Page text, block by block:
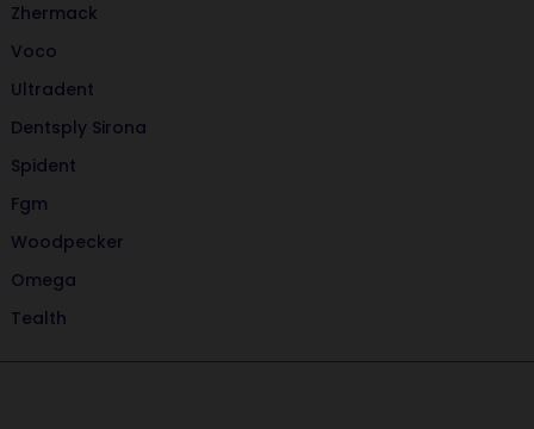
Zhermack
Voco
Ultradent
Dentsply Sirona
Spident
Fgm
Woodpecker
Omega
Tealth